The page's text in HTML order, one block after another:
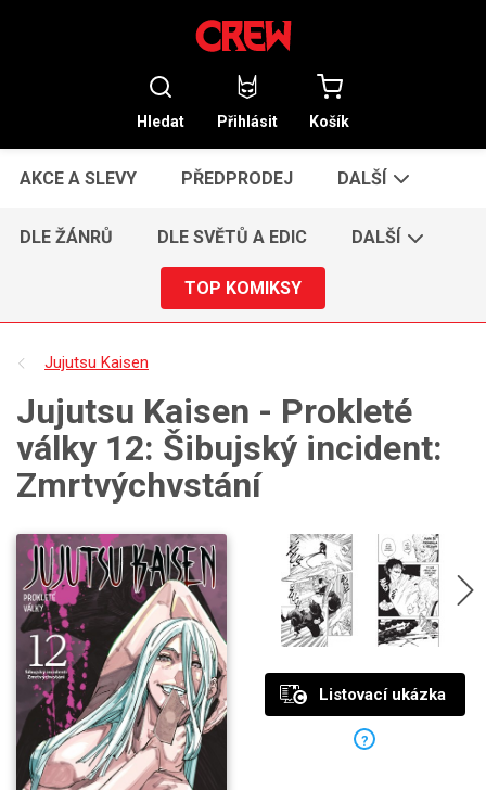
Hledat Přihlásit Košík
AKCE A SLEVY PŘEDPRODEJ DALŠÍ
DLE ŽÁNRŮ DLE SVĚTŮ A EDIC DALŠÍ
TOP KOMIKSY
Jujutsu Kaisen
Jujutsu Kaisen - Prokleté
války 12: Šibujský incident:
Zmrtvýchvstání
Listovací ukázka
?